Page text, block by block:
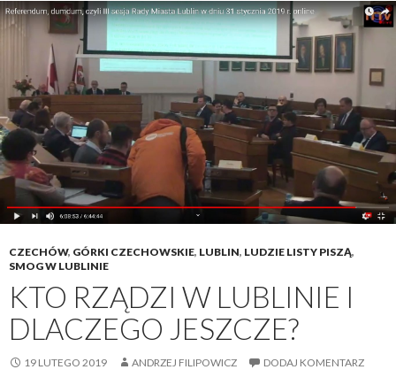
z
i
s
a
j
s
p
o
ł
e
c
n
i
c
!
r
e
z
y
d
e
n
t
L
u
b
n
a
CZECHÓW, GÓRKI CZECHOWSKIE, LUBLIN, LUDZIE LISTY PISZĄ,
SMOG W LUBLINIE
KTO RZĄDZI W LUBLINIE I
DLACZEGO JESZCZE?
19 LUTEGO 2019 ANDRZEJ FILIPOWICZ DODAJ KOMENTARZ